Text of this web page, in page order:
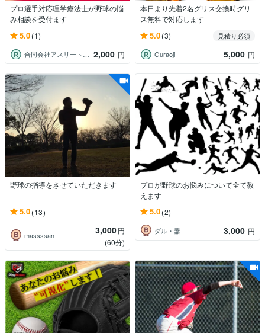
プロ選手対応理学療法士が野球の悩
み相談を受付ます
5.0(1)
合同会社アスリートラボ 2,000 円
本日より先着2名グリス交換時グリ
ス無料で対応します
5.0(3)
見積り必須
Guraoji
5,000 円
野球の指導をさせていただきます
5.0(13)
massssan 3,000円
(60分)
プロが野球のお悩みについて全て教
えます
5.0(2)
ダル・器 3,000 円